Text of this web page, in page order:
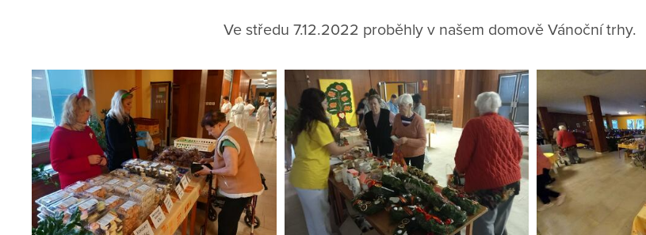
Ve středu 7.12.2022 proběhly v našem domově Vánoční trhy.